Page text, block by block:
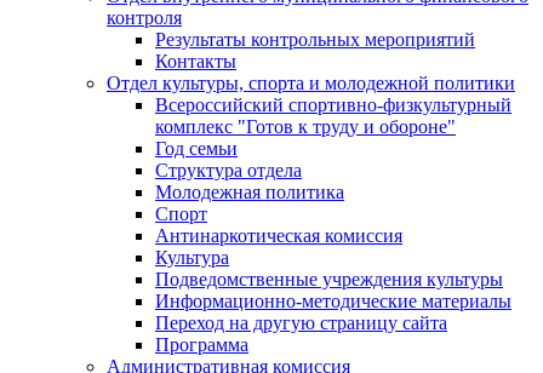
контроля
Результаты контрольных мероприятий
Контакты
Отдел культуры, спорта и молодежной политики
Всероссийский спортивно-физкультурный
комплекс "Готов к труду и обороне"
Год семьи
Структура отдела
Молодежная политика
Спорт
Антинаркотическая комиссия
Культура
Подведомственные учреждения культуры
Информационно-методические материалы
Переход на другую страницу сайта
Программа
Административная комиссия